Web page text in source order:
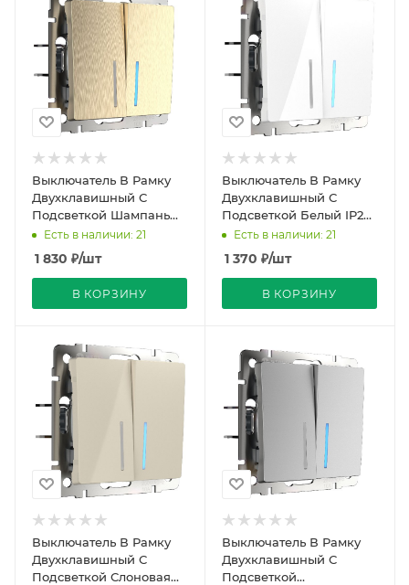
Выключатель В Рамку
Двухклавишный С
Подсветкой Шампань
рифленый IP20 10А 250В
Есть в наличии: 21
1 830 ₽/шт
В КОРЗИНУ
Выключатель В Рамку
Двухклавишный С
Подсветкой Белый IP20
10А 250В Werkel
Есть в наличии: 21
1 370 ₽/шт
В КОРЗИНУ
Выключатель В Рамку
Двухклавишный С
Подсветкой Слоновая
Выключатель В Рамку
Двухклавишный С
Подсветкой